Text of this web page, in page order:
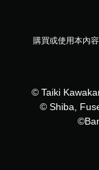
購買或使用本內
© Taiki
© Shiba,